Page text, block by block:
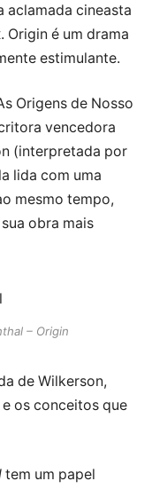
aclamada cineasta
. Origin é um drama
estimulante.
Origens de Nosso
vencedora
(interpretada por
lida com uma
mesmo tempo,
obra mais
– Origin
de Wilkerson,
os conceitos que
tem um papel